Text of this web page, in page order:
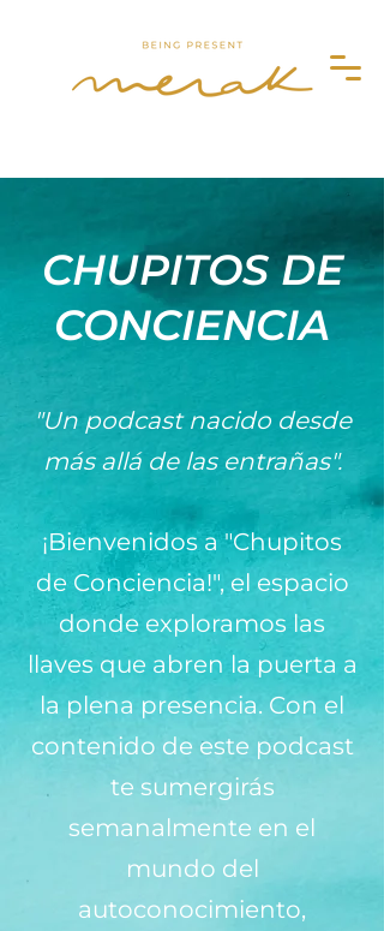
CHUPITOS DE
CONCIENCIA
"Un podcast nacido desde
más allá de las entrañas".
¡Bienvenidos a "Chupitos
de Conciencia!", el espacio
donde exploramos las
llaves que abren la puerta a
la plena presencia. Con el
contenido de este podcast
te sumergirás
semanalmente en el
mundo del
autoconocimiento,